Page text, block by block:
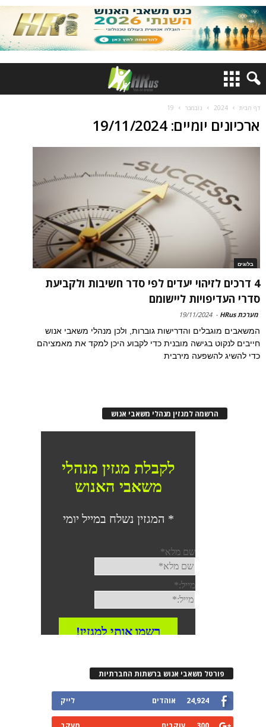
דף הבית 2024 נובמבר 19
ארכיונים יומיים: 19/11/2024
בלוגים
4 דרכים לזיהוי יעדים לפי סדר חשיבות ולקביעת
סדרי העדיפויות ליישומם
מערכת HRus -
19/11/2024
המשאבים מוגבלים והדרישות גוברות, ולכן מנהלי משאבי אנוש
חייבים לנקוט בגישה מובנית כדי לקבוע היכן למקד את מאמציהם
כדי להשיג להשפעה מירבית
הרשמה למגזין מנהלי משאבי אנוש
פורטל משאבי אנוש ברשתות החברתיות
24,924 אוהדים לייק